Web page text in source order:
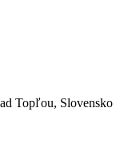
Topľou, Slovensko